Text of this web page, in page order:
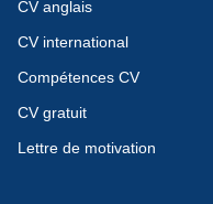
CV anglais
CV international
Compétences CV
CV gratuit
Lettre de motivation